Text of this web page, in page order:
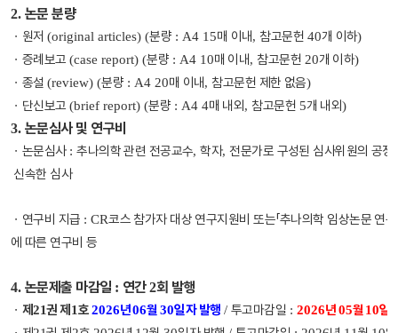
2. 논문 분량
ㆍ 원저(original articles) (분량 : A4 15매 이내, 참고문헌 40개 이하)
ㆍ 증례보고(case report) (분량 : A4 10매 이내, 참고문헌 20개 이하)
ㆍ 종설(review) (분량 : A4 20매 이내, 참고문헌 제한 없음)
ㆍ 단신보고(brief report) (분량 : A4 4매 내외, 참고문헌 5개 내외)
3. 논문심사 및 연구비
ㆍ 논문심사 :추나의학 관련 전공교수,학자,전문가로 구성된 심사위원의 공
신속한 심사
ㆍ 연구비 지급 : CR코스 참가자 대상 연구지원비 또는「추나의학 임상논문 연
에 따른 연구비 등
4. 논문제출 마감일 : 연간2회 발행
ㆍ 제21권 제 1호2026년06월30일자 발행 / 투고마감일 : 2026년05월 10일